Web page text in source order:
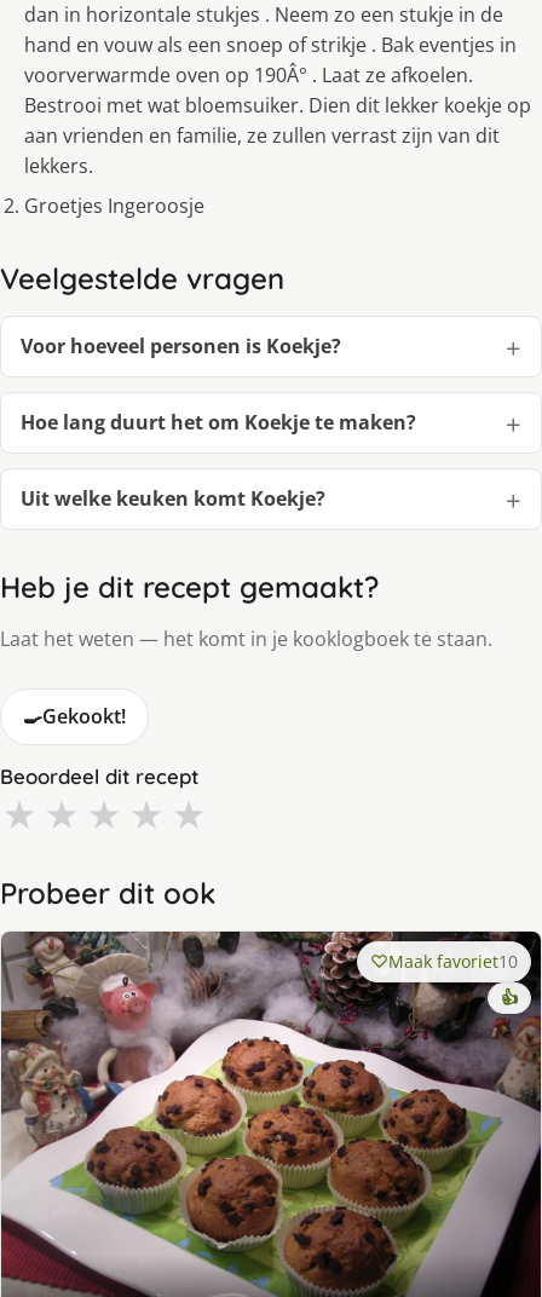
dan in horizontale stukjes . Neem zo een stukje in de
hand en vouw als een snoep of strikje . Bak eventjes in
voorverwarmde oven op 190Â° . Laat ze afkoelen.
Bestrooi met wat bloemsuiker. Dien dit lekker koekje op
aan vrienden en familie, ze zullen verrast zijn van dit
lekkers.
Groetjes Ingeroosje
Veelgestelde vragen
Voor hoeveel personen is Koekje?
Hoe lang duurt het om Koekje te maken?
Uit welke keuken komt Koekje?
Heb je dit recept gemaakt?
Laat het weten — het komt in je kooklogboek te staan.
🍳Gekookt!
Beoordeel dit recept
★ ★ ★ ★ ★
Probeer dit ook
Maak favoriet10
👍